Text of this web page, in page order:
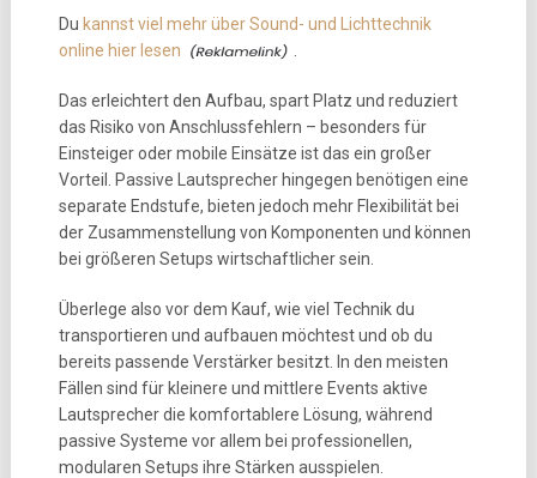
Du kannst viel mehr über Sound- und Lichttechnik
online hier lesen
Das erleichtert den Aufbau, spart Platz und reduziert
das Risiko von Anschlussfehlern – besonders für
Einsteiger oder mobile Einsätze ist das ein großer
Vorteil. Passive Lautsprecher hingegen benötigen eine
separate Endstufe, bieten jedoch mehr Flexibilität bei
der Zusammenstellung von Komponenten und können
bei größeren Setups wirtschaftlicher sein.
Überlege also vor dem Kauf, wie viel Technik du
transportieren und aufbauen möchtest und ob du
bereits passende Verstärker besitzt. In den meisten
Fällen sind für kleinere und mittlere Events aktive
Lautsprecher die komfortablere Lösung, während
passive Systeme vor allem bei professionellen,
modularen Setups ihre Stärken ausspielen.